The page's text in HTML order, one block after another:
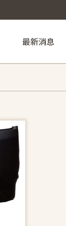
最新消息